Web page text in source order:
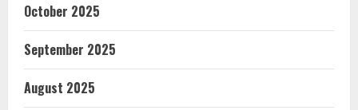
October 2025
September 2025
August 2025